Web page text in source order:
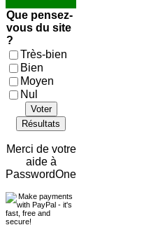
Que pensez-
vous du site
?
Très-bien
Bien
Moyen
Nul
Voter
Résultats
Merci de votre
aide à
PasswordOne